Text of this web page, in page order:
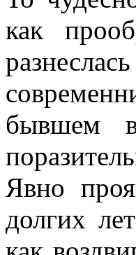
как
бывшем
Явно
долгих